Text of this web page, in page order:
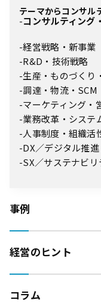
テーマからコンサル
コンサルティング
経営戦略・新事業
R&D・技術戦略
生産・ものづくり
調達・物流・SCM
マーケティング・
業務改革・システ
人事制度・組織活
DX／デジタル推進
SX／サステナビ
事例
経営のヒント
コラム